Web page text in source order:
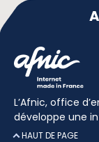
L’Afnic, office
développe une
HAUT DE PAGE